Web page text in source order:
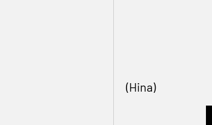
(Hina)